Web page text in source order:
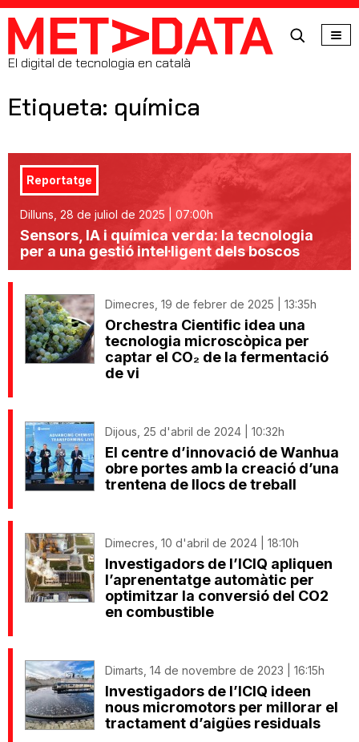
MetaData
El digital de tecnologia en català
Etiqueta: química
Reportatge
Dilluns, 28 de juliol de 2025 | 07:00h
Sensors, IA i química verda: la tecnologia
per a una gestió intel·ligent dels boscos
Dimecres, 19 de febrer de 2025 | 13:35h
Orchestra Cientific idea una
tecnologia microscòpica per
captar el CO₂ de la fermentació
de vi
Dijous, 25 d'abril de 2024 | 10:32h
El centre d’innovació de Wanhua
obre portes amb la creació d’una
trentena de llocs de treball
Dimecres, 10 d'abril de 2024 | 18:10h
Investigadors de l’ICIQ apliquen
l’aprenentatge automàtic per
optimitzar la conversió del CO2
en combustible
Dimarts, 14 de novembre de 2023 | 16:15h
Investigadors de l’ICIQ ideen
nous micromotors per millorar el
tractament d’aigües residuals